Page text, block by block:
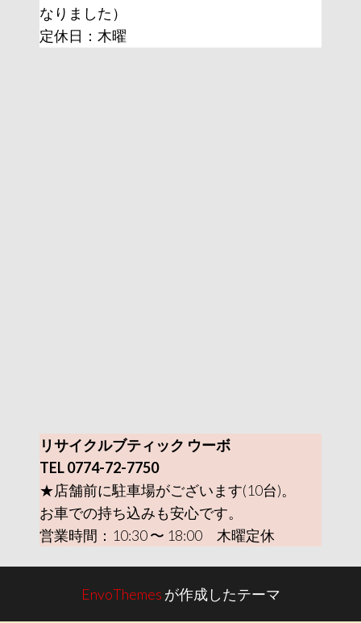
なりました）
定休日：木曜
リサイクルブティック ウーボ
TEL 0774-72-7750
★店舗前に駐車場がございます(10台)。
お車での持ち込みも安心です。
営業時間：10:30 〜 18:00 木曜定休
EnvoThemes が作成したテーマ